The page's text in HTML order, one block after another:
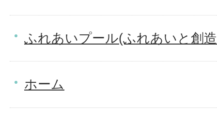
ふれあいプール(ふれあいと創
ホーム